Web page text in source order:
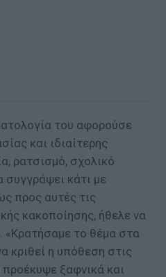
του αφορούσε
και ιδιαίτερης
ρατσισμό, σχολικό
κάτι με
προς αυτές τις
κακοποίησης, ήθελε να
«Κρατήσαμε το θέμα στα
κριθεί η υπόθεση στις
προέκυψε ξαφνικά και